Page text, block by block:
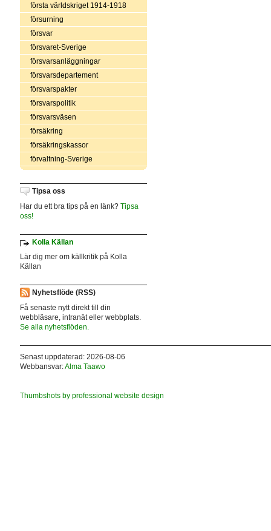
första världskriget 1914-1918
försurning
försvar
försvaret-Sverige
försvarsanläggningar
försvarsdepartement
försvarspakter
försvarspolitik
försvarsväsen
försäkring
försäkringskassor
förvaltning-Sverige
Tipsa oss
Har du ett bra tips på en länk? Tipsa
oss!
Kolla Källan
Lär dig mer om källkritik på Kolla
Källan
Nyhetsflöde (RSS)
Få senaste nytt direkt till din
webbläsare, intranät eller webbplats.
Se alla nyhetsflöden.
Senast uppdaterad: 2026-08-06
Webbansvar:Alma Taawo
Thumbshots by professional website design